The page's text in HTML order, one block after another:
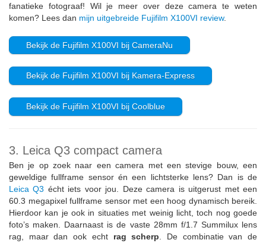
fanatieke fotograaf! Wil je meer over deze camera te weten
komen? Lees dan mijn uitgebreide Fujifilm X100VI review.
Bekijk de Fujifilm X100VI bij CameraNu
Bekijk de Fujifilm X100VI bij Kamera-Express
Bekijk de Fujifilm X100VI bij Coolblue
3. Leica Q3 compact camera
Ben je op zoek naar een camera met een stevige bouw, een
geweldige fullframe sensor én een lichtsterke lens? Dan is de
Leica Q3 écht iets voor jou. Deze camera is uitgerust met een
60.3 megapixel fullframe sensor met een hoog dynamisch bereik.
Hierdoor kan je ook in situaties met weinig licht, toch nog goede
foto’s maken. Daarnaast is de vaste 28mm f/1.7 Summilux lens
rag, maar dan ook echt rag scherp . De combinatie van de